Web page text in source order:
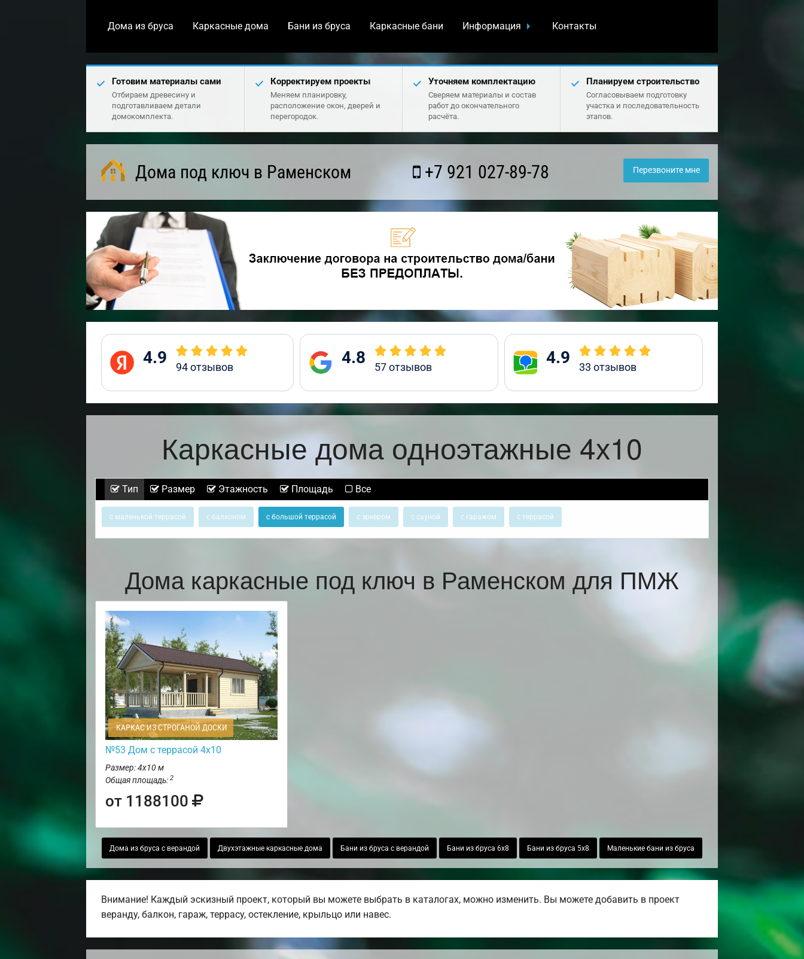
Дома из бруса Каркасные дома Бани из бруса Каркасные бани Информация Контакты
Готовим материалы сами
Отбираем древесину и
подготавливаем детали
домокомплекта.
Корректируем проекты
Меняем планировку,
расположение окон, дверей и
перегородок.
Уточняем комплектацию
Сверяем материалы и состав
работ до окончательного
расчёта.
Планируем строительство
Согласовываем подготовку
участка и последовательность
этапов.
Дома под ключ в Раменском +7 921 027-89-78 Перезвоните мне
4.9 94отзывов 4.8 57отзывов 4.9 33 отзывов
Каркасные дома одноэтажные 4х10
Тип Размер Этажность Площадь Все
с маленькой террасой с балконом с большой террасой с эркером с сауной с гаражом с террасой
Дома каркасные под ключ в Раменском для ПМЖ
КАРКАС ИЗ СТРОГАНОЙ ДОСКИ
№53 Дом с террасой 4х10
Размер: 4х10 м
Общая площадь: 2
от 1188100
Дома из бруса с верандой Двухэтажные каркасные дома Бани из бруса с верандой Бани из бруса 6х8 Бани из бруса 5х8 Маленькие бани из бруса
Внимание! Каждый эскизный проект, который вы можете выбрать в каталогах, можно изменить. Вы можете добавить в проект
веранду, балкон, гараж, террасу, остекление, крыльцо или навес.